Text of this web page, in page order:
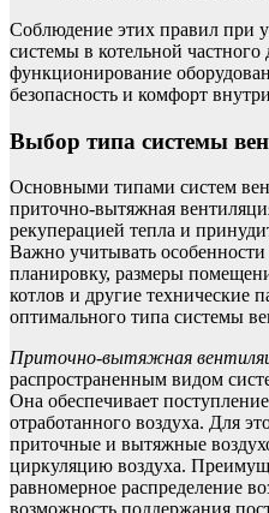
Соблюдение этих правил при
системы в котельной
функционирование
безопасность и комфорт
Выбор типа системы
Основными типами систем
приточно-вытяжная
рекуперацией тепла и
Важно учитывать особенности
планировку, размеры
котлов и другие технические
оптимального типа системы
Приточно-вытяжная
распространенным видом
Она обеспечивает
отработанного воздуха. Для
приточные и вытяжные
циркуляцию воздуха.
равномерное распределение